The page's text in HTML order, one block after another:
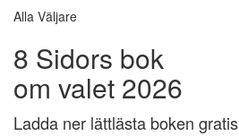
Alla Väljare
8 Sidors bok
om valet 2026
Ladda ner lättlästa boken gratis